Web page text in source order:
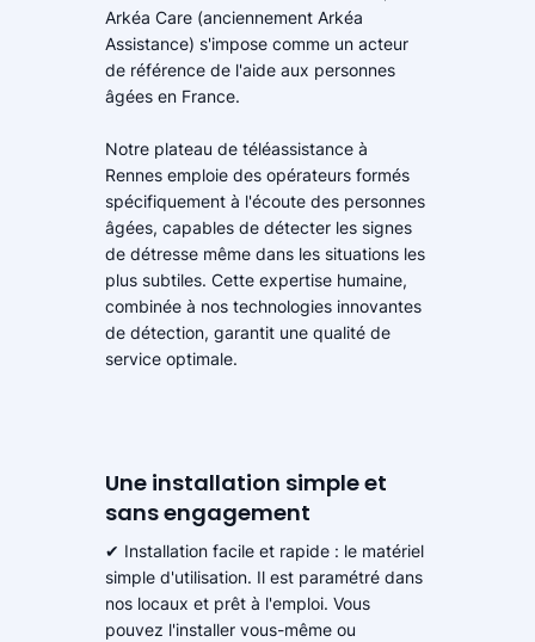
Arkéa Care (anciennement Arkéa
Assistance) s'impose comme un acteur
de référence de l'aide aux personnes
âgées en France.
Notre plateau de téléassistance à
Rennes emploie des opérateurs formés
spécifiquement à l'écoute des personnes
âgées, capables de détecter les signes
de détresse même dans les situations les
plus subtiles. Cette expertise humaine,
combinée à nos technologies innovantes
de détection, garantit une qualité de
service optimale.
Une installation simple et
sans engagement
✔ Installation facile et rapide : le matériel
simple d'utilisation. Il est paramétré dans
nos locaux et prêt à l'emploi. Vous
pouvez l'installer vous-même ou